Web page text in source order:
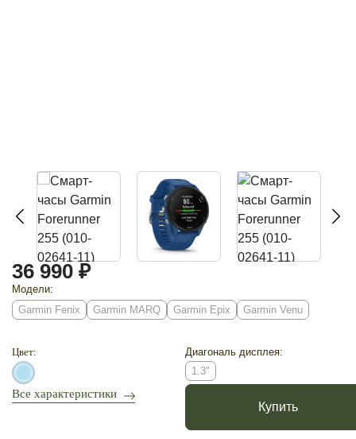
36 990 ₽
Модели:
Garmin Fenix
Garmin MARQ Garmin Epix Garmin Venu
Цвет:
Диагональ дисплея:
1.3"
Все характеристики
Купить